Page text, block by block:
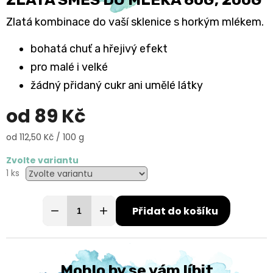
Zlatá kombinace do vaší sklenice s horkým mlékem.
bohatá chuť a hřejivý efekt
pro malé i velké
žádný přidaný cukr ani umělé látky
od 89 Kč
Měrná
od 112,50 Kč / 100 g
Zvolte variantu
1 ks
Přidat do košíku